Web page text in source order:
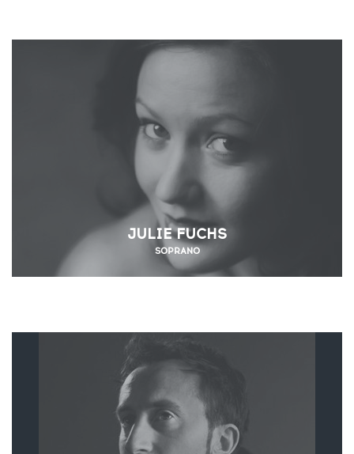
JULIE FUCHS
SOPRANO